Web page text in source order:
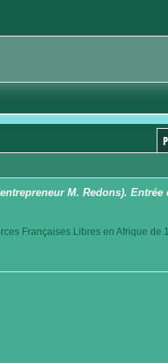
M. Redons).
Françaises Libres en Afrique de